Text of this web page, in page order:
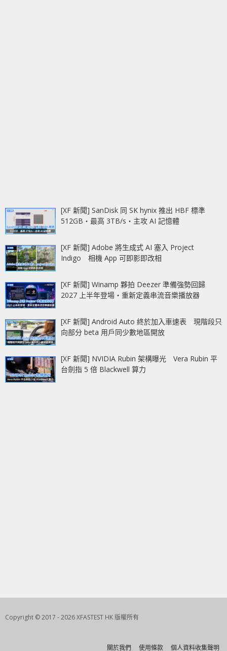
[XF 新聞] SanDisk 同 SK hynix 推出 HBF 標準
512GB‧最高 3TB/s‧主攻 AI 記憶體
[XF 新聞] Adobe 將生成式 AI 塞入 Project
Indigo 相機 App 可即影即改相
[XF 新聞] Winamp 夥拍 Deezer 準備強勢回歸
2027 上半年登場‧重新定義串流音樂播放器
[XF 新聞] Android Auto 終於加入車速表 現階段只
向部分 beta 用戶同少數地區開放
[XF 新聞] NVIDIA Rubin 架構曝光 Vera Rubin 平
台劍指 5 倍 Blackwell 算力
Copyright © 2017 - 2026 XFASTEST HK 版權所有
關於我們 使用條款 個人資料收集聲明